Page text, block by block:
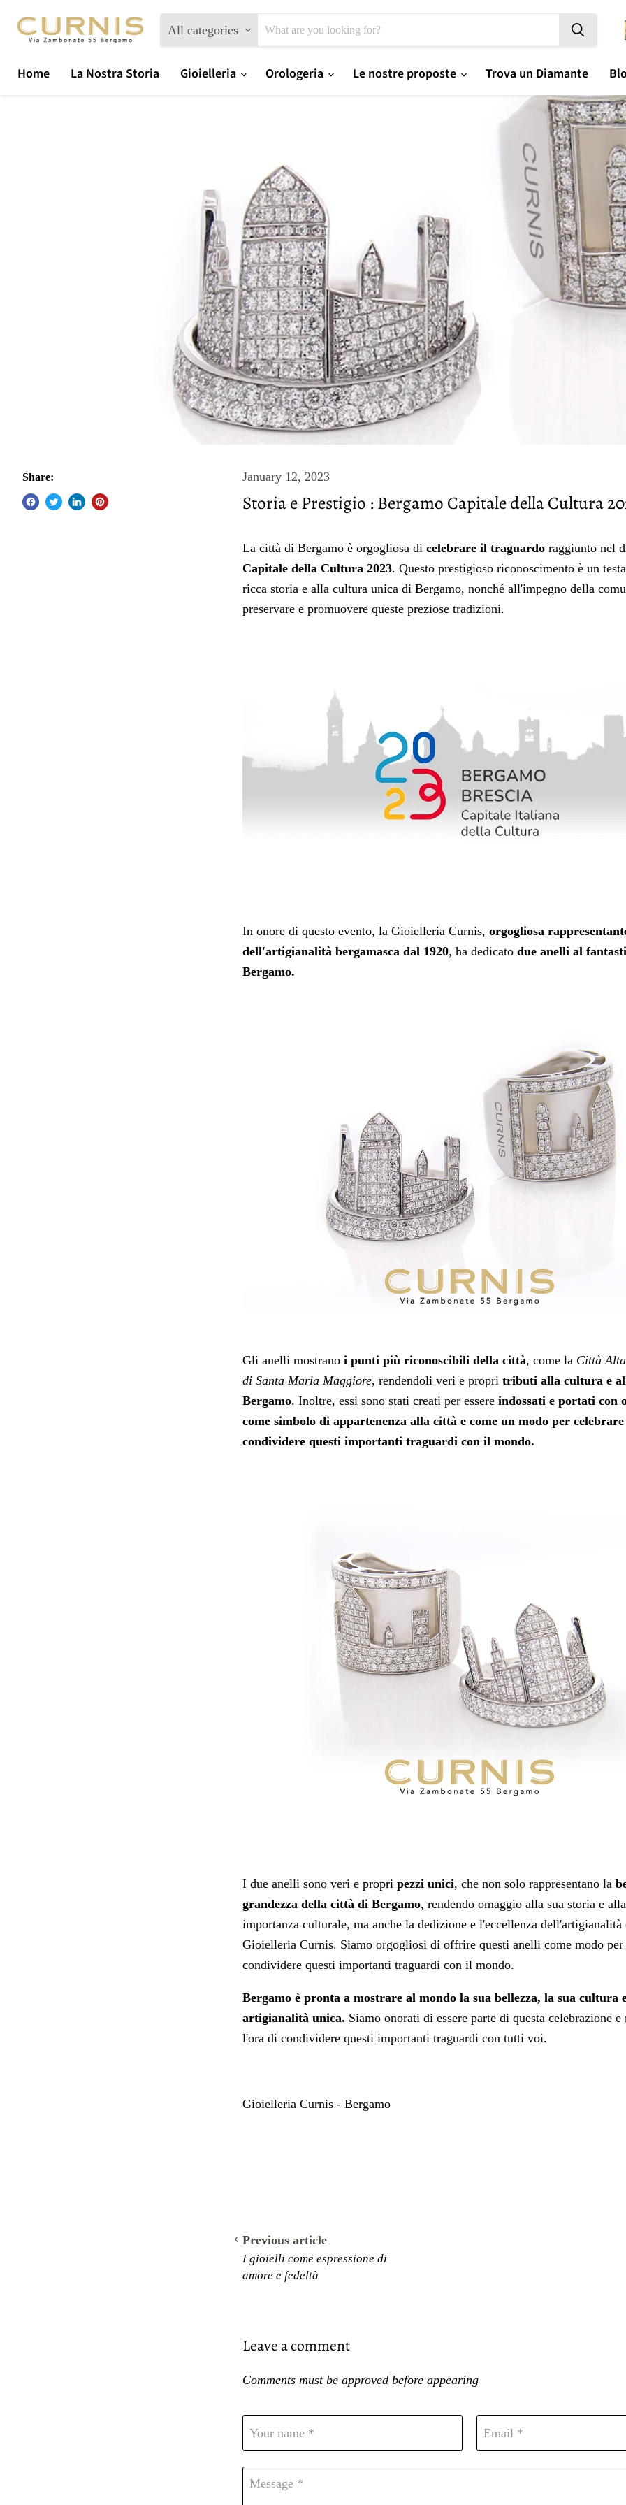
All categories
Home La Nostra Storia Gioielleria Orologeria Le nostre proposte Trova un Diamante
Share: January 12, 2023
Storia e Prestigio : Bergamo Capitale della Cultura
La città di Bergamo è orgogliosa di celebrare il traguardo raggiunto nel
Capitale della Cultura 2023. Questo prestigioso riconoscimento è un
ricca storia e alla cultura unica di Bergamo, nonché all'impegno della
preservare e promuovere queste preziose tradizioni.
In onore di questo evento, la Gioielleria Curnis, orgogliosa
dell'artigianalità bergamasca dal 1920, ha dedicato due anelli al
Bergamo.
Gli anelli mostrano i punti più riconoscibili della città, come la Città Alta
di Santa Maria Maggiore, rendendoli veri e propri tributi alla cultura e
Bergamo. Inoltre, essi sono stati creati per essere indossati e portati con
come simbolo di appartenenza alla città e come un modo per celebrare
condividere questi importanti traguardi con il mondo.
I due anelli sono veri e propri pezzi unici, che non solo rappresentano la
grandezza della città di Bergamo, rendendo omaggio alla sua storia e
importanza culturale, ma anche la dedizione e l'eccellenza dell'artigianalità
Gioielleria Curnis. Siamo orgogliosi di offrire questi anelli come modo per
condividere questi importanti traguardi con il mondo.
Bergamo è pronta a mostrare al mondo la sua bellezza, la sua cultura
artigianalità unica. Siamo onorati di essere parte di questa celebrazione
l'ora di condividere questi importanti traguardi con tutti voi.
Gioielleria Curnis - Bergamo
Previous article
I gioielli come espressione di
amore e fedeltà
Leave a comment
Comments must be approved before appearing
Your name * Email *
Message *